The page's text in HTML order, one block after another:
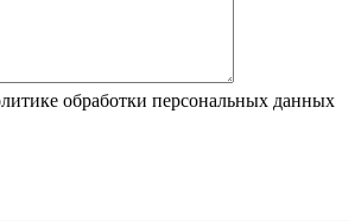
обработки персональных данных